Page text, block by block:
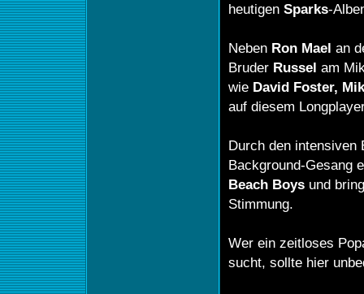
heutigen Sparks-
Neben Ron Mael an
Bruder Russel am
wie David Foster,
auf diesem
Durch den intensiven
Background-Gesang
Beach Boys und
Stimmung.
Wer ein zeitloses
sucht, sollte hier